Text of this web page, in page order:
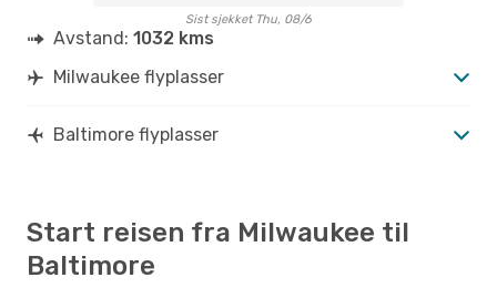
Sist sjekket Thu, 08/6
Avstand: 1032 kms
Milwaukee flyplasser
Baltimore flyplasser
Start reisen fra Milwaukee til
Baltimore